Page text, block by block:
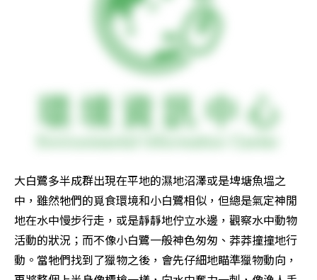
大白鷺多半成群出現在平地的濕地沼澤或是埤塘魚塭之
中，雖然牠們的覓食環境和小白鷺相似，但總是氣定神閒
地在水中慢步行走，或是靜靜地佇立水邊，觀察水中動物
活動的狀況；而不像小白鷺一般神色匆匆、莽莽撞撞地行
動。當牠們找到了獵物之後，會先仔細地瞄準獵物動向，